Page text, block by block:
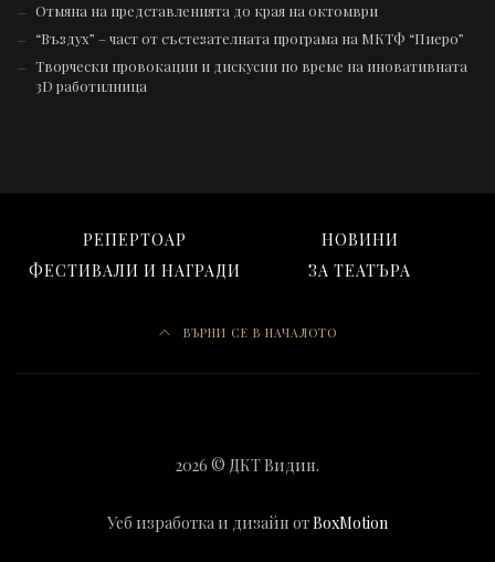
Отмяна на представленията до края на октомври
“Въздух” – част от състезателната програмa на МКТФ “Пиеро”
Творчески провокации и дискусии по време на иновативната
3D работилница
РЕПЕРТОАР
НОВИНИ
ФЕСТИВАЛИ И НАГРАДИ
ЗА ТЕАТЪРА
ВЪРНИ СЕ В НАЧАЛОТО
2026 © ДКТ Видин.
Уеб изработка и дизайн отBoxMotion